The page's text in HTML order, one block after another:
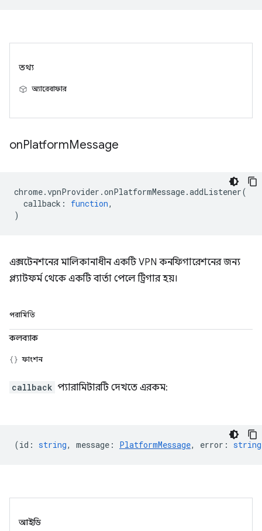
তথ্য
অ্যারেবাফার
onPlatformMessage
chrome.vpnProvider .onPlatformMessage.addListener(
callback : function,
)
এক্সটেনশনের মালিকানাধীন একটি VPN কনফিগারেশনের জন্য
প্ল্যাটফর্ম থেকে একটি বার্তা পেলে ট্রিগার হয়।
পরামিতি
কলব্যাক
ফাংশন
callback প্যারামিটারটি দেখতে এরকম:
(id : string, message : PlatformMessage, error : string
আইডি